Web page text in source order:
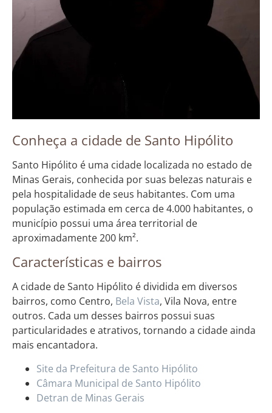
Conheça a cidade de Santo Hipólito
Santo Hipólito é uma cidade localizada no estado de
Minas Gerais, conhecida por suas belezas naturais e
pela hospitalidade de seus habitantes. Com uma
população estimada em cerca de 4.000 habitantes, o
município possui uma área territorial de
aproximadamente 200 km².
Características e bairros
A cidade de Santo Hipólito é dividida em diversos
bairros, como Centro, Bela Vista, Vila Nova, entre
outros. Cada um desses bairros possui suas
particularidades e atrativos, tornando a cidade ainda
mais encantadora.
Site da Prefeitura de Santo Hipólito
Câmara Municipal de Santo Hipólito
Detran de Minas Gerais